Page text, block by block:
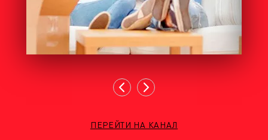
ПЕРЕЙТИ НА КАНАЛ